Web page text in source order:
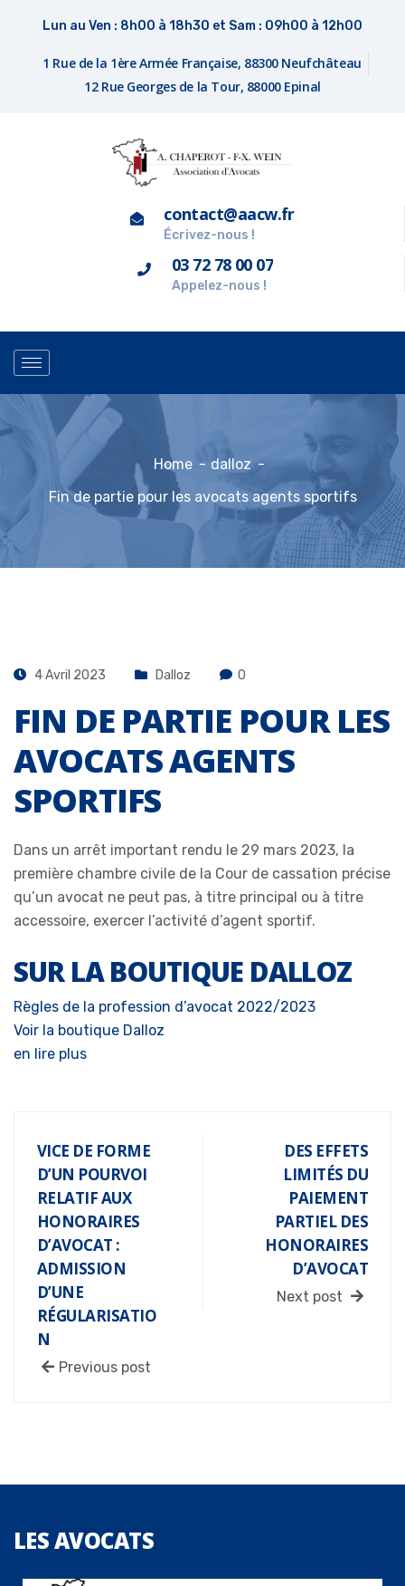
Lun au Ven : 8h00 à 18h30 et Sam : 09h00 à 12h00
1 Rue de la 1ère Armée Française, 88300 Neufchâteau
12 Rue Georges de la Tour, 88000 Epinal
contact@aacw.fr
Écrivez-nous !
03 72 78 00 07
Appelez-nous !
Home
dalloz
Fin de partie pour les avocats agents sportifs
4 Avril 2023 Dalloz 0
FIN DE PARTIE POUR LES
AVOCATS AGENTS
SPORTIFS
Dans un arrêt important rendu le 29 mars 2023, la
première chambre civile de la Cour de cassation précise
qu’un avocat ne peut pas, à titre principal ou à titre
accessoire, exercer l’activité d’agent sportif.
SUR LA BOUTIQUE DALLOZ
Règles de la profession d’avocat 2022/2023
Voir la boutique Dalloz
en lire plus
VICE DE FORME
D’UN POURVOI
RELATIF AUX
HONORAIRES
D’AVOCAT :
ADMISSION
D’UNE
RÉGULARISATIO
N
Previous post
DES EFFETS
LIMITÉS DU
PAIEMENT
PARTIEL DES
HONORAIRES
D’AVOCAT
Next post
LESAVOCATS